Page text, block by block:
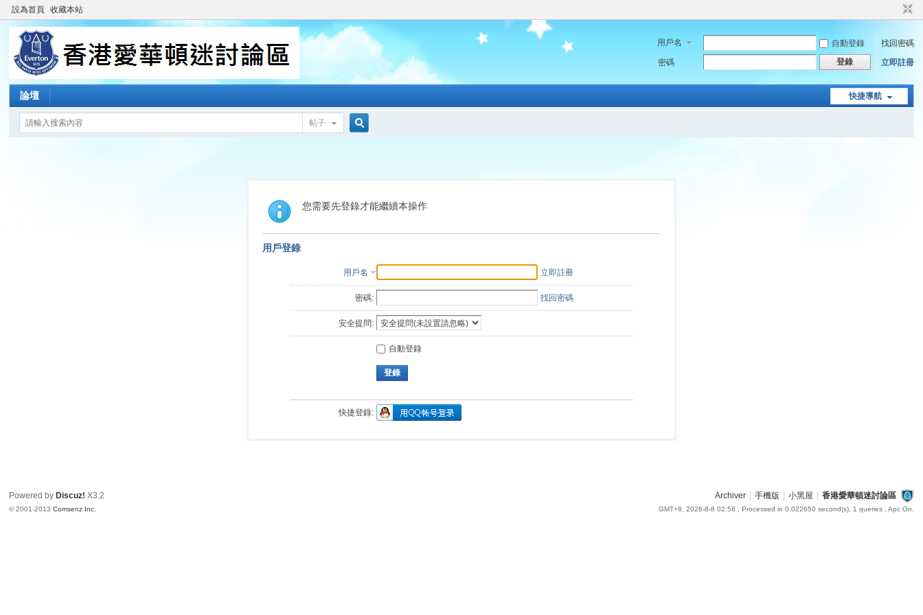
設為首頁 收藏本站
用戶名 自動登錄
找回密碼
密碼
登錄 立即註冊
快捷導航
論壇
帖子
索
您需要先登錄才能繼續本操作
用戶登錄
用戶名 立即註冊
密碼: 找回密碼
安全提問:
自動登錄
登錄
快捷登錄:
Archiver 手機版 小黑屋 香港愛華頓迷討論區
GMT+8, 2026-8-8 02:58 , Processed in 0.022650 second(s), 1 queries , Apc On.
Powered by Discuz! X3.2
© 2001-2013Comsenz Inc.